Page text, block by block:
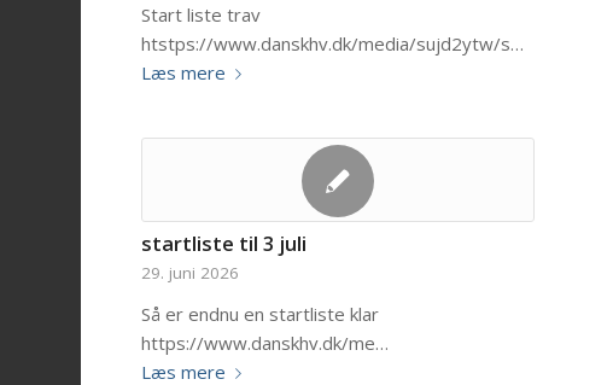
Start liste trav
htstps://www.danskhv.dk/media/sujd2ytw/s…
Læs mere
startliste til 3 juli
29. juni 2026
Så er endnu en startliste klar
https://www.danskhv.dk/me…
Læs mere